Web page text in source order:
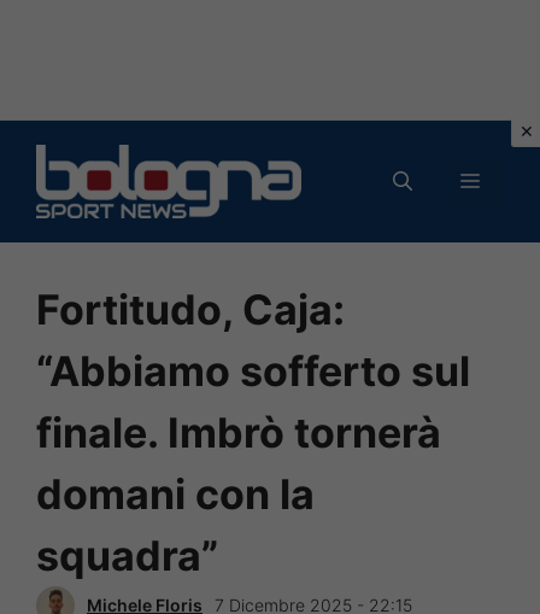
contenuto
MENU
Fortitudo, Caja:
“Abbiamo sofferto sul
finale. Imbrò tornerà
domani con la
squadra”
Michele Floris 7 Dicembre 2025 - 22:15